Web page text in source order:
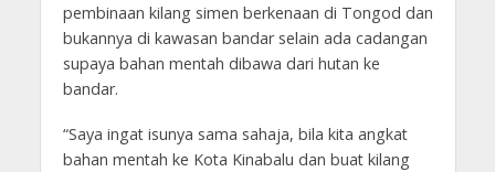
pembinaan kilang simen berkenaan di Tongod dan
bukannya di kawasan bandar selain ada cadangan
supaya bahan mentah dibawa dari hutan ke
bandar.
“Saya ingat isunya sama sahaja, bila kita angkat
bahan mentah ke Kota Kinabalu dan buat kilang